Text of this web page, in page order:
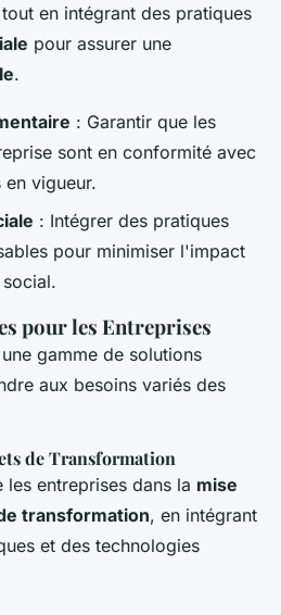
en intégrant des pratiques
pour assurer une
.
: Garantir que les
sont en conformité avec
en vigueur.
: Intégrer des pratiques
pour minimiser l'impact
pour les Entreprises
gamme de solutions
aux besoins variés des
de Transformation
les entreprises dans la mise
transformation, en intégrant
et des technologies